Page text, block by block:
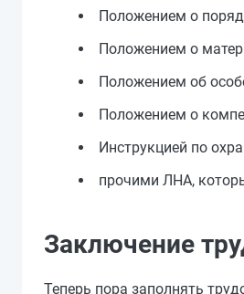
Положением о
Положением о
Положением об
Положением о
Инструкцией по
прочими ЛНА,
Заключение
Теперь пора заполнять